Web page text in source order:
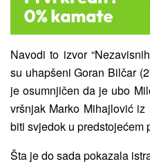
Navodi to izvor
su uhapšeni Goran Bilčar
je osumnjičen da je ubo
vršnjak Marko Mihajlović
biti svjedok u predstojećem
Šta je do sada pokazala